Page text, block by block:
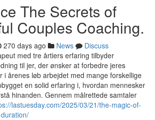
The Secrets of
Couples Coaching.
270 days ago News
Discuss
med tre årtiers erfaring tilbyder
til jer, der ønsker at forbedre jeres
i årenes løb arbejdet med mange forskellige
en solid erfaring i, hvordan mennesker
hinanden. Gennem målrettede samtaler
lastuesday.com/2025/03/21/the-magic-of-